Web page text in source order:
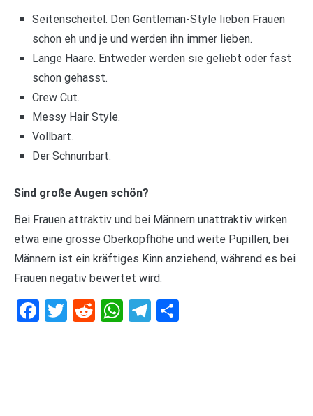
Seitenscheitel. Den Gentleman-Style lieben Frauen
schon eh und je und werden ihn immer lieben.
Lange Haare. Entweder werden sie geliebt oder fast
schon gehasst.
Crew Cut.
Messy Hair Style.
Vollbart.
Der Schnurrbart.
Sind große Augen schön?
Bei Frauen attraktiv und bei Männern unattraktiv wirken
etwa eine grosse Oberkopfhöhe und weite Pupillen, bei
Männern ist ein kräftiges Kinn anziehend, während es bei
Frauen negativ bewertet wird.
Facebook
Twitter
RedditWhatsApp
Telegram